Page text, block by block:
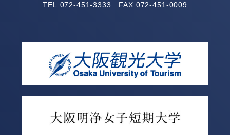
TEL:072-451-3333 FAX:072-451-0009